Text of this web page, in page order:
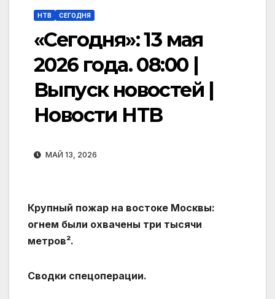
НТВ СЕГОДНЯ
«Сегодня»: 13 мая
2026 года. 08:00 |
Выпуск новостей |
Новости НТВ
МАЙ 13, 2026
Крупный пожар на востоке Москвы:
огнем были охвачены три тысячи
метров².
Сводки спецоперации.